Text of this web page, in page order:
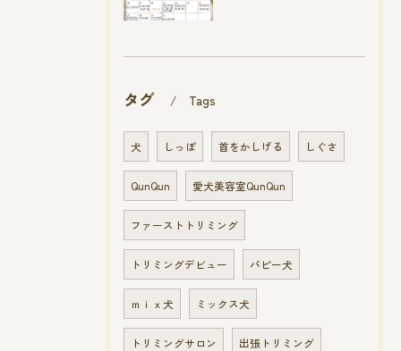
タグ Tags
犬 しっぽ 首をかしげる しぐさ
QunQun 愛犬美容室QunQun
ファーストトリミング
トリミングデビュー パピー犬
ｍｉｘ犬 ミックス犬
トリミングサロン 出張トリミング